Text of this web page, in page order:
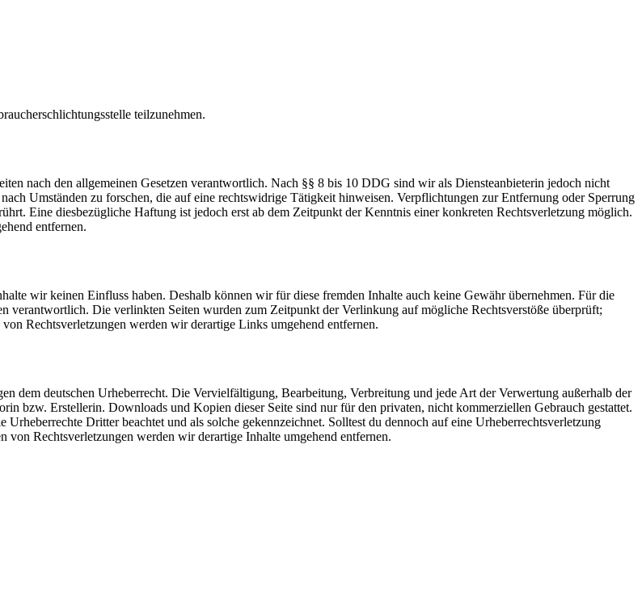
teilzunehmen.
nach den allgemeinen Gesetzen verantwortlich. Nach §§ 8 bis 10 DDG sind wir als Diensteanbieterin jedoch nicht
Umständen zu forschen, die auf eine rechtswidrige Tätigkeit hinweisen. Verpflichtungen zur Entfernung oder Sperrung
Eine diesbezügliche Haftung ist jedoch erst ab dem Zeitpunkt der Kenntnis einer konkreten Rechtsverletzung möglich.
entfernen.
wir keinen Einfluss haben. Deshalb können wir für diese fremden Inhalte auch keine Gewähr übernehmen. Für die
verantwortlich. Die verlinkten Seiten wurden zum Zeitpunkt der Verlinkung auf mögliche Rechtsverstöße überprüft;
Rechtsverletzungen werden wir derartige Links umgehend entfernen.
dem deutschen Urheberrecht. Die Vervielfältigung, Bearbeitung, Verbreitung und jede Art der Verwertung außerhalb der
bzw. Erstellerin. Downloads und Kopien dieser Seite sind nur für den privaten, nicht kommerziellen Gebrauch gestattet.
Dritter beachtet und als solche gekennzeichnet. Solltest du dennoch auf eine Urheberrechtsverletzung
Rechtsverletzungen werden wir derartige Inhalte umgehend entfernen.